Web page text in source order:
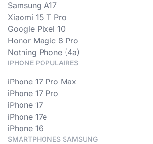
Samsung A17
Xiaomi 15 T Pro
Google Pixel 10
Honor Magic 8 Pro
Nothing Phone (4a)
IPHONE POPULAIRES
iPhone 17 Pro Max
iPhone 17 Pro
iPhone 17
iPhone 17e
iPhone 16
SMARTPHONES SAMSUNG